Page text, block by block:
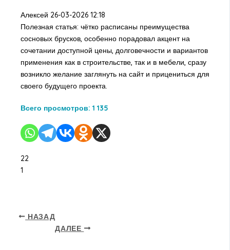
Алексей 26-03-2026 12:18
Полезная статья: чётко расписаны преимущества
сосновых брусков, особенно порадовал акцент на
сочетании доступной цены, долговечности и вариантов
применения как в строительстве, так и в мебели, сразу
возникло желание заглянуть на сайт и прицениться для
своего будущего проекта.
Всего просмотров: 1 135
22
1
НАЗАД
ДАЛЕЕ